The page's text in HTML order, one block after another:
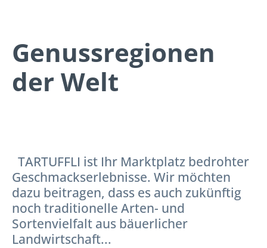
Genussregionen
der Welt
TARTUFFLI ist Ihr Marktplatz bedrohter
Geschmackserlebnisse. Wir möchten
dazu beitragen, dass es auch zukünftig
noch traditionelle Arten- und
Sortenvielfalt aus bäuerlicher
Landwirtschaft...